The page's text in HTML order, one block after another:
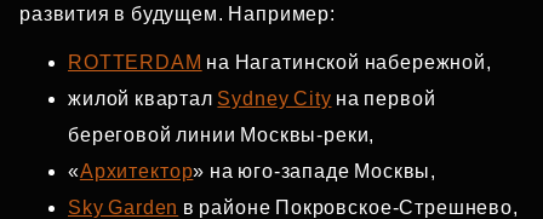
развития в будущем. Например:
ROTTERDAM на Нагатинской набережной,
жилой квартал Sydney City на первой
береговой линии Москвы‑реки,
«Архитектор» на юго‑западе Москвы,
Sky Garden в районе Покровское‑Стрешнево,